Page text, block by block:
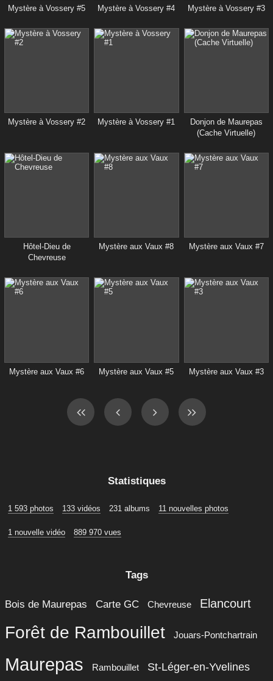
Mystère à Vossery #5 Mystère à Vossery #4 Mystère à Vossery #3
Mystère à Vossery #2 Mystère à Vossery #1
Donjon de Maurepas
(Cache Virtuelle)
Hôtel-Dieu de
Chevreuse
Mystère aux Vaux #8 Mystère aux Vaux #7
Mystère aux Vaux #6 Mystère aux Vaux #5 Mystère aux Vaux #3
Statistiques
1 593 photos 133 vidéos 231 albums 11 nouvelles photos
1 nouvelle vidéo 889 970 vues
Tags
Bois de Maurepas Carte GC Chevreuse Elancourt
Forêt de Rambouillet Jouars-Pontchartrain
Maurepas Rambouillet St-Léger-en-Yvelines